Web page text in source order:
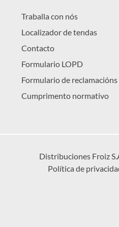
Traballa con nós
Localizador de tendas
Contacto
Formulario LOPD
Formulario de reclamacións
Cumprimento normativo
Distribuciones Froiz
Política de